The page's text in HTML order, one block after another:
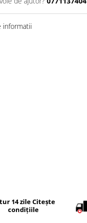
informatii
14 zile Citește
condițiile